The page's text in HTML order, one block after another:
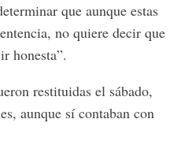
que aunque estas
no quiere decir que
honesta”.
restituidas el sábado,
aunque sí contaban con